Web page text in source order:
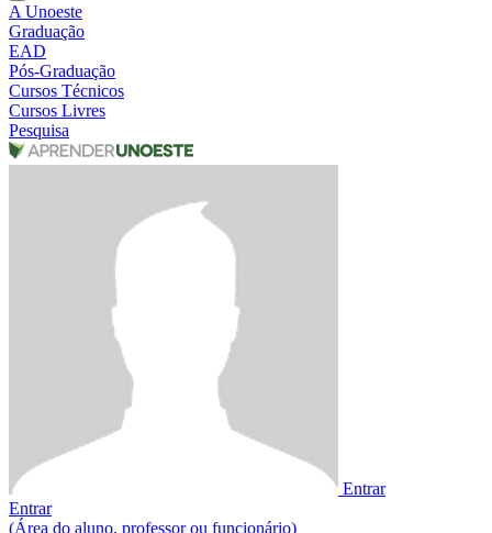
A Unoeste
Graduação
EAD
Pós-Graduação
Cursos Técnicos
Cursos Livres
Pesquisa
Entrar
Entrar
(Área do aluno, professor ou funcionário)